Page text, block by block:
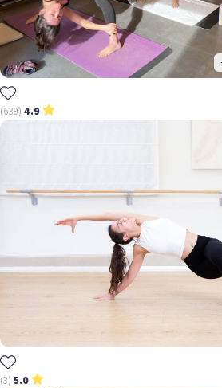
4.9
(639)
5.0
(3)